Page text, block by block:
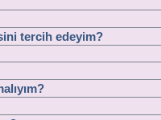
tercih edeyim?